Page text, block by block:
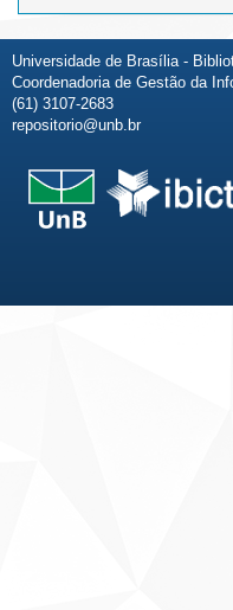
Universidade de Brasília -
Coordenadoria de Gestão da
(61) 3107-2683
repositorio@unb.br